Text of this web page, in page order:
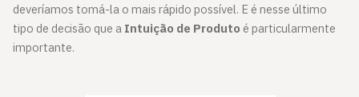
deveríamos tomá-la o mais rápido possível. E é nesse último
tipo de decisão que aIntuição de Produto é particularmente
importante.